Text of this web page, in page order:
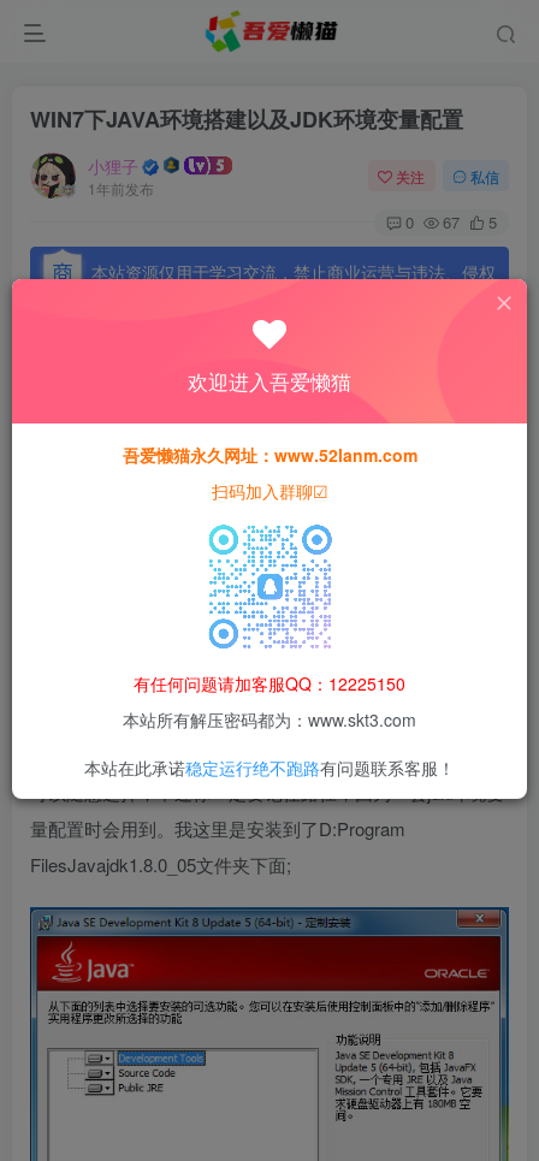
WIN7下JAVA环境搭建以及JDK环境变量配置
小狸子
1年前发布
关注 私信
0 67 5
本站资源仅用于学习交流，禁止商业运营与违法、侵权
果由使用者自行承担。
很多人在架设页游、手游时候经常遇到JAVA闪退，基本都是
环境变量或者路径错误导致的。本章节主要讲解在win7系统
环境下，java环境变量配置方法，java环境配置正确，才可
以对apk程序进行反编译运行页游手游。其他操作系统环境
变量大同小异参考下就会了。
1、直接运行下载好的exe程序，然后会进入下图，安装路径
量配置时会用到。我这里是安装到了D:Program
FilesJavajdk1.8.0_05文件夹下面;
欢迎进入吾爱懒猫
吾爱懒猫永久网址：www.52lanm.com
扫码加入群聊☑
有任何问题请加客服QQ：12225150
本站所有解压密码都为：www.skt3.com
本站在此承诺稳定运行绝不跑路有问题联系客服！